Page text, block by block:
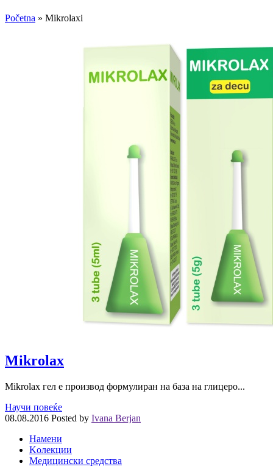
Početna » Mikrolaxi
Mikrolax
Mikrolax гел е производ формулиран на база на глицеро...
Научи повеќе
08.08.2016 Posted by Ivana Berjan
Намени
Kолекции
Медицински средства